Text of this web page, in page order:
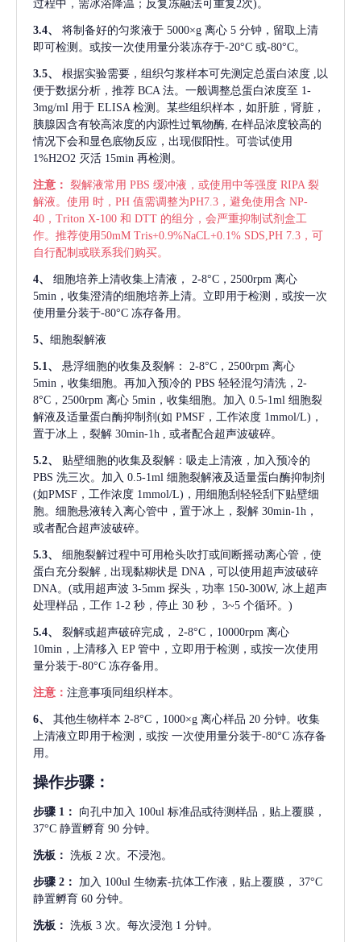
过程中，需冰浴降温；反复冻融法可重复2次)。
3.4、 将制备好的匀浆液于 5000×g 离心 5 分钟，留取上清
即可检测。或按一次使用量分装冻存于-20°C 或-80°C。
3.5、 根据实验需要，组织匀浆样本可先测定总蛋白浓度 ,以
便于数据分析，推荐 BCA 法。一般调整总蛋白浓度至 1-
3mg/ml 用于 ELISA 检测。某些组织样本，如肝脏，肾脏，
胰腺因含有较高浓度的内源性过氧物酶, 在样品浓度较高的
情况下会和显色底物反应，出现假阳性。可尝试使用
1%H2O2 灭活 15min 再检测。
注意： 裂解液常用 PBS 缓冲液，或使用中等强度 RIPA 裂
解液。使用 时，PH 值需调整为PH7.3，避免使用含 NP-
40，Triton X-100 和 DTT 的组分，会严重抑制试剂盒工
作。推荐使用50mM Tris+0.9%NaCL+0.1% SDS,PH 7.3，可
自行配制或联系我们购买。
4、 细胞培养上清收集上清液，
2-8°C，2500rpm 离心
5min，收集澄清的细胞培养上清。立即用于检测，或按一次
使用量分装于-80°C 冻存备用。
5、 细胞裂解液
5.1、 悬浮细胞的收集及裂解：
2-8°C，2500rpm 离心
5min，收集细胞。再加入预冷的 PBS 轻轻混匀清洗，2-
8°C，2500rpm 离心 5min，收集细胞。加入 0.5-1ml 细胞裂
解液及适量蛋白酶抑制剂(如 PMSF，工作浓度 1mmol/L)，
置于冰上，裂解 30min-1h , 或者配合超声波破碎。
5.2、
贴壁细胞的收集及裂解：吸走上清液，加入预冷的
PBS 洗三次。加入 0.5-1ml 细胞裂解液及适量蛋白酶抑制剂
(如PMSF，工作浓度 1mmol/L)，用细胞刮轻轻刮下贴壁细
胞。细胞悬液转入离心管中，置于冰上，裂解 30min-1h，
或者配合超声波破碎。
5.3、
细胞裂解过程中可用枪头吹打或间断摇动离心管，使
蛋白充分裂解 , 出现黏糊状是 DNA，可以使用超声波破碎
DNA。(或用超声波 3-5mm 探头，功率 150-300W, 冰上超声
处理样品，工作 1-2 秒，停止 30 秒， 3~5 个循环。)
5.4、 裂解或超声破碎完成，
2-8°C，10000rpm 离心
10min，上清移入 EP 管中，立即用于检测，或按一次使用
量分装于-80°C 冻存备用。
注意： 注意事项同组织样本。
6、 其他生物样本 2-8°C，1000×g 离心样品 20 分钟。收集
上清液立即用于检测，或按 一次使用量分装于-80°C 冻存备
用。
操作步骤：
步骤 1： 向孔中加入 100ul 标准品或待测样品，贴上覆膜，
37°C 静置孵育 90 分钟。
洗板： 洗板 2 次。不浸泡。
步骤 2： 加入 100ul 生物素-抗体工作液，贴上覆膜， 37°C
静置孵育 60 分钟。
洗板： 洗板 3 次。每次浸泡 1 分钟。